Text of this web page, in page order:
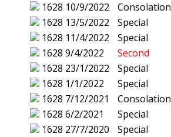
1628 10/9/2022
Consolation
1628 13/5/2022
Special
1628 11/4/2022
Special
1628 9/4/2022
Second
1628 23/1/2022
Special
1628 1/1/2022
Special
1628 7/12/2021
Consolation
1628 6/2/2021
Special
1628 27/7/2020
Special